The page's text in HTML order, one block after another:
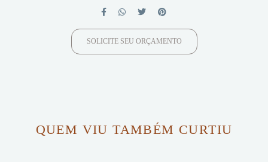
SOLICITE SEU ORÇAMENTO
QUEM VIU TAMBÉM CURTIU